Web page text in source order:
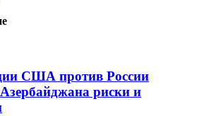
США против России
риски и